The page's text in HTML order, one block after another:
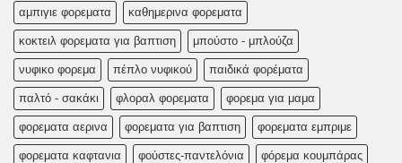
αμπιγιε φορεματα καθημερινα φορεματα
κοκτειλ φορεματα για βαπτιση μπούστο - μπλούζα
νυφικο φορεμα πέπλο νυφικού παιδικά φορέματα
παλτό - σακάκι φλοραλ φορεματα φορεμα για μαμα
φορεματα αερινα φορεματα για βαπτιση φορεματα εμπριμε
φορεματα καφτανια φούστες-παντελόνια φόρεμα κουμπάρας